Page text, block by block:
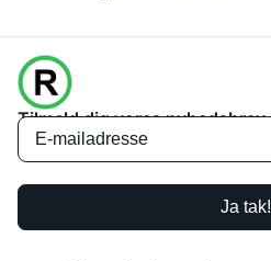
Tilmeld dig vores nyhedsbrev
Ja tak!